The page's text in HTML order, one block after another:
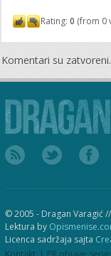
Rating:0 (from 0
Komentari su zatvoreni.
© 2005 - Dragan Varagić
Lektura by
Licenca sadržaja sajta